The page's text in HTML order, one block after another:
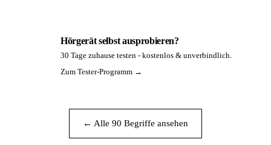
Hörgerät selbst ausprobieren?
30 Tage zuhause testen - kostenlos & unverbindlich.
Zum Tester-Programm →
← Alle 90 Begriffe ansehen